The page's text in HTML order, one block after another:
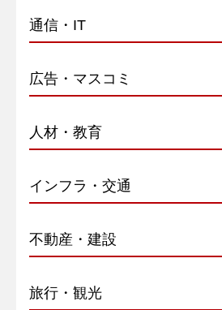
通信・IT
広告・マスコミ
人材・教育
インフラ・交通
不動産・建設
旅行・観光